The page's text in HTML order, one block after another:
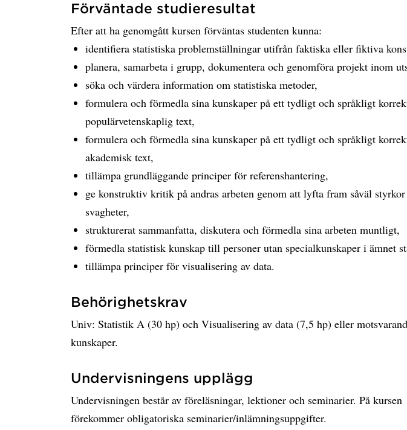
Förväntade studieresultat
Efter att ha genomgått kursen förväntas studenten kunna:
identifiera statistiska problemställningar utifrån faktiska eller fiktiva
planera, samarbeta i grupp, dokumentera och genomföra projekt inom
söka och värdera information om statistiska metoder,
formulera och förmedla sina kunskaper på ett tydligt och språkligt
populärvetenskaplig text,
formulera och förmedla sina kunskaper på ett tydligt och språkligt
akademisk text,
tillämpa grundläggande principer för referenshantering,
ge konstruktiv kritik på andras arbeten genom att lyfta fram såväl
svagheter,
strukturerat sammanfatta, diskutera och förmedla sina arbeten muntligt,
förmedla statistisk kunskap till personer utan specialkunskaper i ämnet
tillämpa principer för visualisering av data.
Behörighetskrav
Univ: Statistik A (30 hp) och Visualisering av data (7,5 hp) eller
kunskaper.
Undervisningens upplägg
Undervisningen består av föreläsningar, lektioner och seminarier. På kursen
förekommer obligatoriska seminarier/inlämningsuppgifter.